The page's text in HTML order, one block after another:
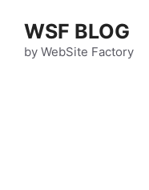
WSF BLOG
by WebSite Factory